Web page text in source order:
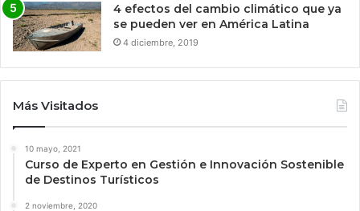
4 efectos del cambio climático que ya
se pueden ver en América Latina
4 diciembre, 2019
Más Visitados
10 mayo, 2021
Curso de Experto en Gestión e Innovación Sostenible
de Destinos Turísticos
2 noviembre, 2020